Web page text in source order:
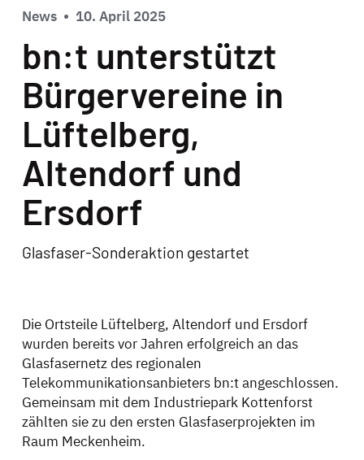
News • 10. April 2025
bn:t unterstützt
Bürgervereine in
Lüftelberg,
Altendorf und
Ersdorf
Glasfaser-Sonderaktion gestartet
Die Ortsteile Lüftelberg, Altendorf und Ersdorf
wurden bereits vor Jahren erfolgreich an das
Glasfasernetz des regionalen
Telekommunikationsanbieters bn:t angeschlossen.
Gemeinsam mit dem Industriepark Kottenforst
zählten sie zu den ersten Glasfaserprojekten im
Raum Meckenheim.